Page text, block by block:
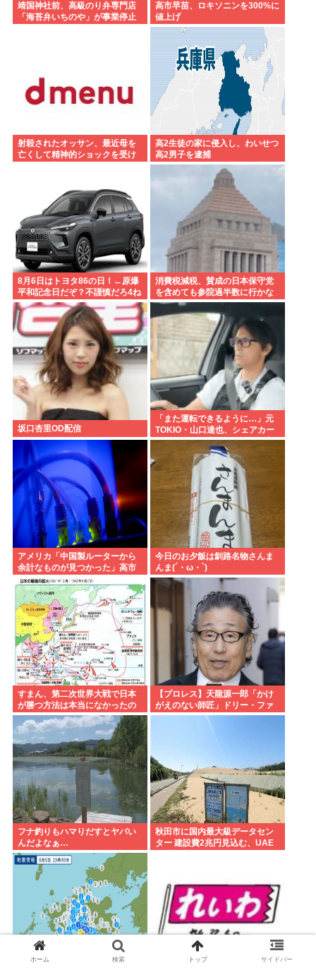
靖国神社前、高級のり弁専門店
「海苔弁いちのや」が事業停止
高市早苗、ロキソニンを300%に
値上げ
射殺されたオッサン、最近母を
亡くして精神的ショックを受け
高2生徒の家に侵入し、わいせつ
高2男子を逮捕
8月6日はトヨタ86の日！←原爆
平和記念日だぞ？不謹慎だろ4ね
や車カス
消費税減税、賛成の日本保守党
を含めても参院過半数に行かな
い模様 野党は一斉に批判し神谷
「天下の愚策」 おや、チみ？
坂口杏里OD配信
「また運転できるように…」元
TOKIO・山口達也、シェアカー
運転&ギター演奏姿にファン感動
アメリカ「中国製ルーターから
余計なものが見つかった」高市
どうするのこれ
今日のお夕飯は釧路名物さんま
んま(´・ω・`)
すまん、第二次世界大戦で日本
が勝つ方法は本当になかったの
か？
【プロレス】天龍源一郎「かけ
がえのない師匠」ドリー・ファ
ンク・ジュニアさん追悼
フナ釣りもハマりだすとヤバい
んだよなぁ…
秋田市に国内最大級データセン
ター 建設費2兆円見込む、UAE
ホーム 検索 トップ サイドバー